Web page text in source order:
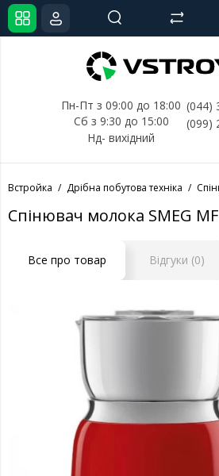
Пн-Пт з 09:00 до 18:00
Сб з 9:30 до 15:00
Нд- вихідний
(044)
(099)
Встройка Дрібна побутова техніка
Спінювач молока SMEG
Все про товар Відгуки (0)